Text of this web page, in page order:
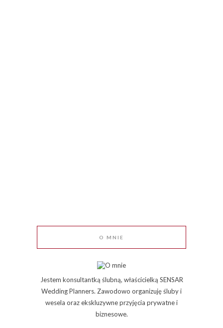
O MNIE
Jestem konsultantką ślubną, właścicielką SENSAR
Wedding Planners. Zawodowo organizuję śluby i
wesela oraz ekskluzywne przyjęcia prywatne i
biznesowe.